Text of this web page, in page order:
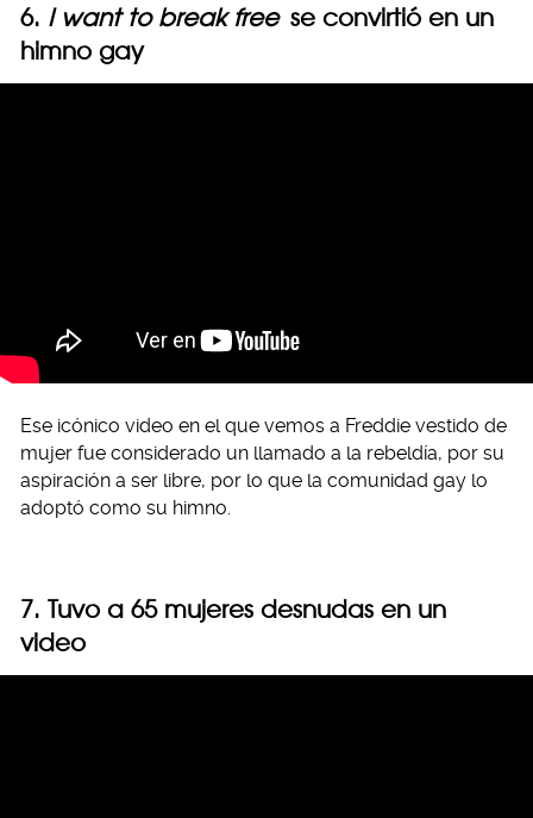
6. I want to break free se convirtió en un
himno gay
Ese icónico video en el que vemos a Freddie vestido de
mujer fue considerado un llamado a la rebeldía, por su
aspiración a ser libre, por lo que la comunidad gay lo
adoptó como su himno.
7. Tuvo a 65 mujeres desnudas en un
video